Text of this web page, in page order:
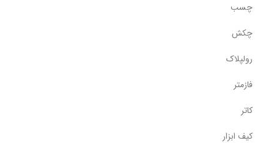
چسب
چکش
رولپلاک
فازمتر
کاتر
کیف ابزار